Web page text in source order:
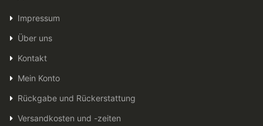
Impressum
Über uns
Kontakt
Mein Konto
Rückgabe und Rückerstattung
Versandkosten und -zeiten